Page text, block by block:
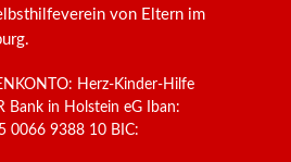
von Eltern im
Herz-Kinder-Hilfe
Bank in Holstein eG Iban:
0066 9388 10 BIC: